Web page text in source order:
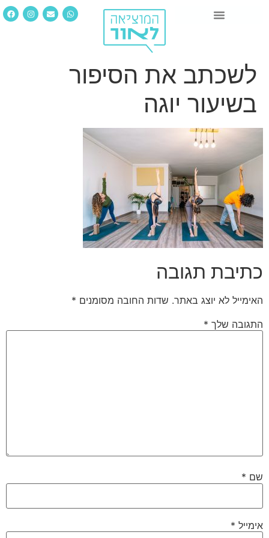
לשכתב את הסיפור
בשיעור יוגה
כתיבת תגובה
האימייל לא יוצג באתר. שדות החובה מסומנים *
התגובה שלך *
שם *
אימייל *